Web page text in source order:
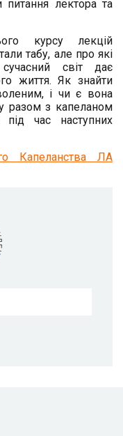
лектора та
курсу лекцій
табу, але про які
світ дає
життя. Як знайти
і чи є вона
разом з капеланом
час наступних
Капеланства ЛА